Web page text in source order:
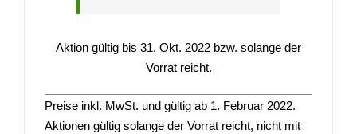
Aktion gültig bis 31. Okt. 2022 bzw. solange der
Vorrat reicht.
Preise inkl. MwSt. und gültig ab 1. Februar 2022.
Aktionen gültig solange der Vorrat reicht, nicht mit